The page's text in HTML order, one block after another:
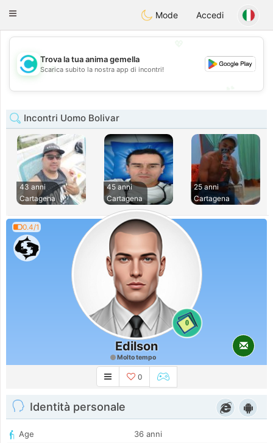
olombiaCitas
Toggle
Mode Accedi
💖
💕
Trova la tua anima gemella
Scarica subito la nostra app di incontri!
Incontri Uomo Bolivar
43 anni
Cartagena
45 anni
Cartagena
25 anni
Cartagena
0.4/1
0
Edilson
Molto tempo
0
Identità personale
Age
36 anni